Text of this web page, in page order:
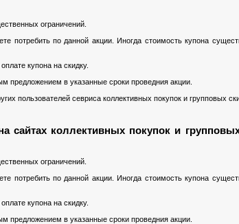
ограничений.
потребить по данной акции. Иногда стоимость купона
купона на скидку.
предложением в указанные сроки проведния акции.
пользователей севриса коллективных покупок и групповых
сайтах коллективных покупок и
ограничений.
потребить по данной акции. Иногда стоимость купона
купона на скидку.
предложением в указанные сроки проведния акции.